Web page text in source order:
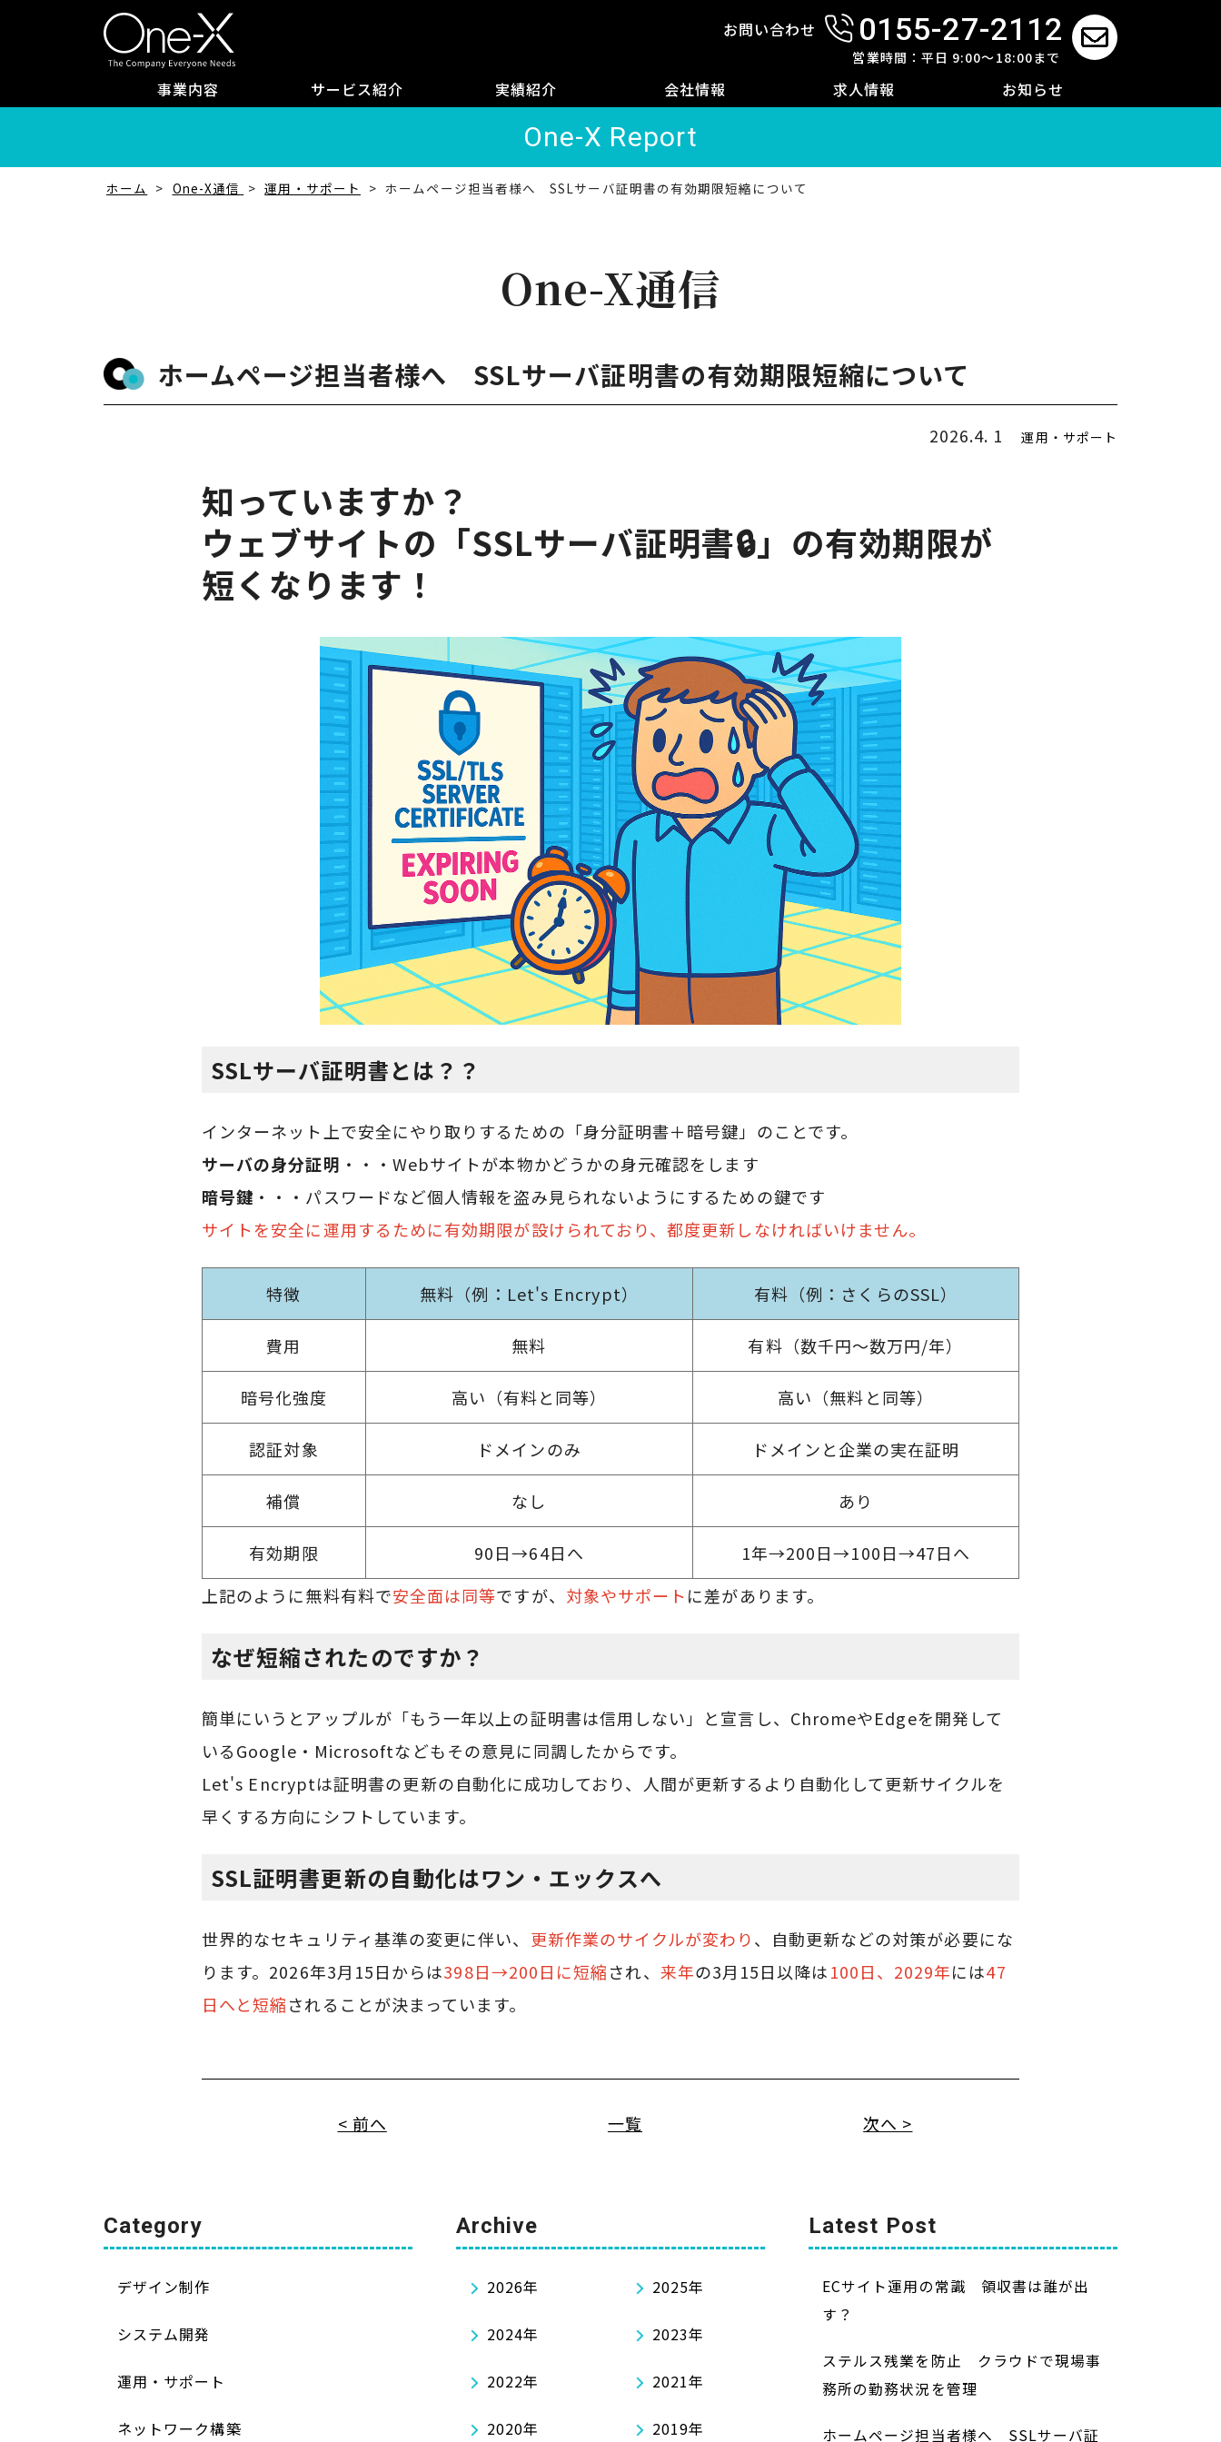
お問い合わせ 0155-27-2112
営業時間：平日 9:00～18:00まで
事業内容 サービス紹介 実績紹介 会社情報 求人情報 お知らせ
One-X Report
ホーム One-X通信 運用・サポート ホームページ担当者様へ SSLサーバ証明書の有効期限短縮について
One-X通信
ホームページ担当者様へ SSLサーバ証明書の有効期限短縮について
2026.4. 1 運用・サポート
知っていますか？
ウェブサイトの「SSLサーバ証明書🔒」の有効期限が
短くなります！
SSLサーバ証明書とは？？
インターネット上で安全にやり取りするための「身分証明書＋暗号鍵」のことです。
サーバの身分証明 ・・・Webサイトが本物かどうかの身元確認をします
暗号鍵 ・・・パスワードなど個人情報を盗み見られないようにするための鍵です
サイトを安全に運用するために有効期限が設けられており、都度更新しなければいけません。
特徴 無料（例：Let's Encrypt） 有料（例：さくらのSSL）
費用 無料 有料（数千円～数万円/年）
暗号化強度 高い（有料と同等） 高い（無料と同等）
認証対象 ドメインのみ ドメインと企業の実在証明
補償 なし あり
有効期限 90日→64日へ
1年→200日→100日→47日へ
上記のように無料有料で安全面は同等ですが、 対象やサポート に差があります。
なぜ短縮されたのですか？
簡単にいうとアップルが「もう一年以上の証明書は信用しない」と宣言し、ChromeやEdgeを開発して
いるGoogle・Microsoftなどもその意見に同調したからです。
Let's Encryptは証明書の更新の自動化に成功しており、人間が更新するより自動化して更新サイクルを
早くする方向にシフトしています。
SSL証明書更新の自動化はワン・エックスへ
世界的なセキュリティ基準の変更に伴い、 更新作業のサイクルが変わり、自動更新などの対策が必要にな
ります。2026年3月15日からは398日→200日に短縮され、 来年の3月15日以降は100日、2029年には47
日へと短縮されることが決まっています。
< 前へ 一覧 次へ >
Category
デザイン制作
システム開発
運用・サポート
ネットワーク構築
Archive
2026年 2025年
2024年 2023年
2022年 2021年
2020年 2019年
Latest Post
ECサイト運用の常識 領収書は誰が出
す？
ステルス残業を防止 クラウドで現場事
務所の勤務状況を管理
ホームページ担当者様へ SSLサーバ証